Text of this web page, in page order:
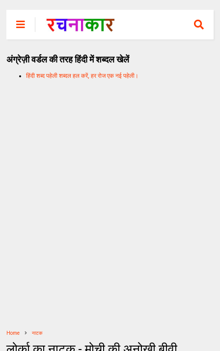
अंग्रेज़ी वर्डल की तरह हिंदी में शब्दल खेलें
हिंदी शब्द पहेली शब्दल हल करें, हर रोज एक नई पहेली।
Home नाटक